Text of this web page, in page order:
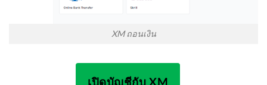
XM ถอนเงิน
เปิดบัญชีกับ XM